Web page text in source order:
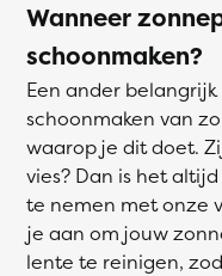
Wanneer
schoonmaken?
Een ander
schoonmaken van
waarop je dit doet.
vies? Dan is het
te nemen met onze
je aan om jouw
lente te reinigen,